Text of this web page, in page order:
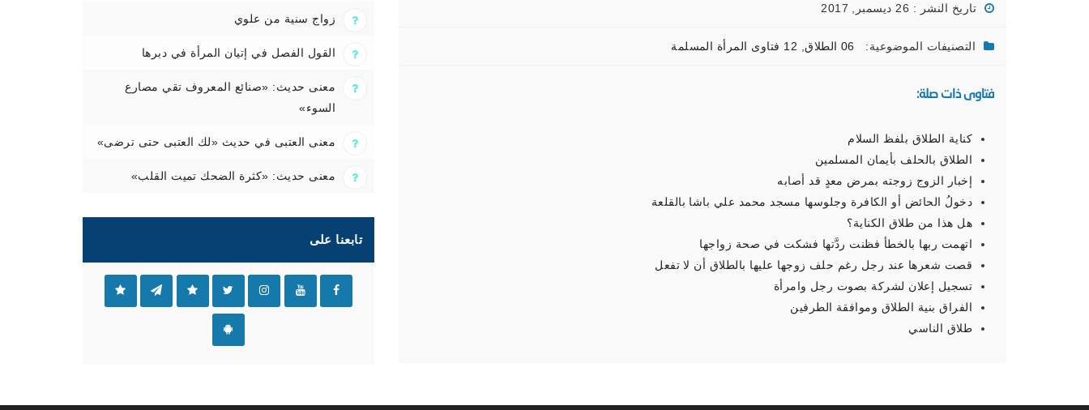
تاريخ النشر : 26 ديسمبر, 2017
التصنيفات الموضوعية: 06 الطلاق , 12 فتاوى المرأة المسلمة
فتاوى ذات صلة:
كناية الطلاق بلفظ السلام
الطلاق بالحلف بأيمان المسلمين
إخبار الزوج زوجته بمرض معدٍ قد أصابه
دخولُ الحائض أو الكافرة وجلوسها مسجد محمد علي باشا بالقلعة
هل هذا من طلاق الكناية؟
اتهمت ربها بالخطأ فظنت ردَّتها فشكت في صحة زواجها
قصت شعرها عند رجل رغم حلف زوجها عليها بالطلاق أن لا تفعل
تسجيل إعلان لشركة بصوت رجل وامرأة
الفراق بنية الطلاق وموافقة الطرفين
طلاق الناسي
زواج سنية من علوي
القول الفصل في إتيان المرأة في دبرها
معنى حديث: «صنائع المعروف تقي مصارع
السوء»
معنى العتبى في حديث «لك العتبى حتى ترضى»
معنى حديث: «كثرة الضحك تميت القلب»
تابعنا على